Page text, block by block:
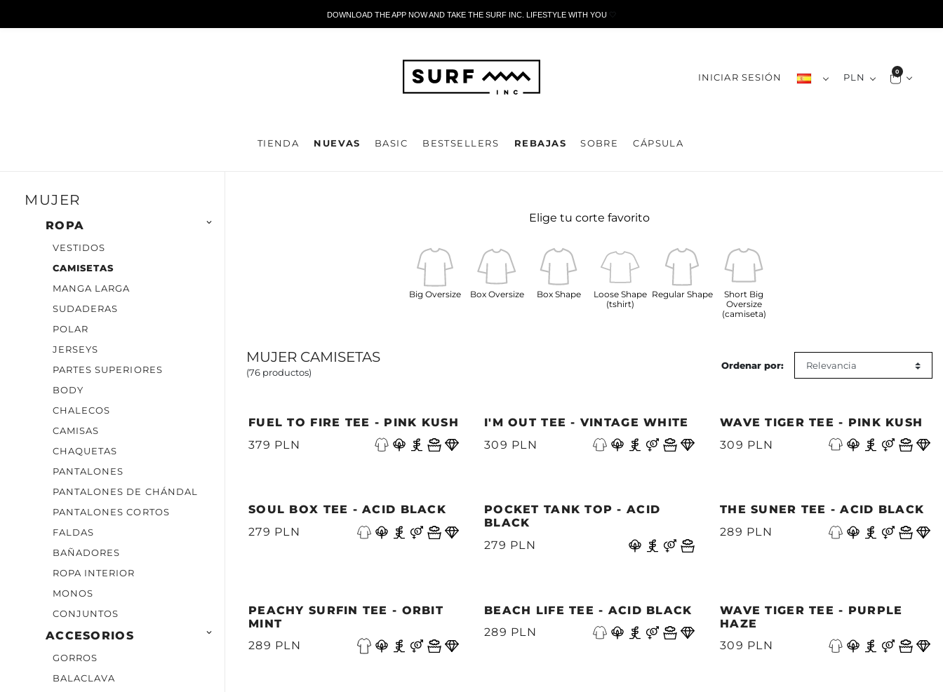
DOWNLOAD THE APP NOW AND TAKE THE SURF INC. LIFESTYLE WITH YOU🤍
INICIAR SESIÓN PLN 0
TIENDA NUEVAS BASIC BESTSELLERS REBAJAS SOBRE CÁPSULA
MUJER
ROPA 
VESTIDOS
CAMISETAS
MANGA LARGA
SUDADERAS
POLAR
JERSEYS
PARTES SUPERIORES
BODY
CHALECOS
CAMISAS
CHAQUETAS
PANTALONES
PANTALONES DE CHÁNDAL
PANTALONES CORTOS
FALDAS
BAÑADORES
ROPA INTERIOR
MONOS
CONJUNTOS
ACCESORIOS 
GORROS
BALACLAVA
Elige tu corte favorito
Big Oversize Box Oversize Box Shape
Loose Shape
(tshirt)
Regular Shape
Short Big
Oversize
(camiseta)
MUJER CAMISETAS
(76 productos)
Ordenar por:
FUEL TO FIRE TEE - PINK KUSH
379 PLN
I'M OUT TEE - VINTAGE WHITE
309 PLN
WAVE TIGER TEE - PINK KUSH
309 PLN
SOUL BOX TEE - ACID BLACK
279 PLN
POCKET TANK TOP - ACID
BLACK
279 PLN
THE SUNER TEE - ACID BLACK
289 PLN
PEACHY SURFIN TEE - ORBIT
MINT
289 PLN
BEACH LIFE TEE - ACID BLACK
289 PLN
WAVE TIGER TEE - PURPLE
HAZE
309 PLN